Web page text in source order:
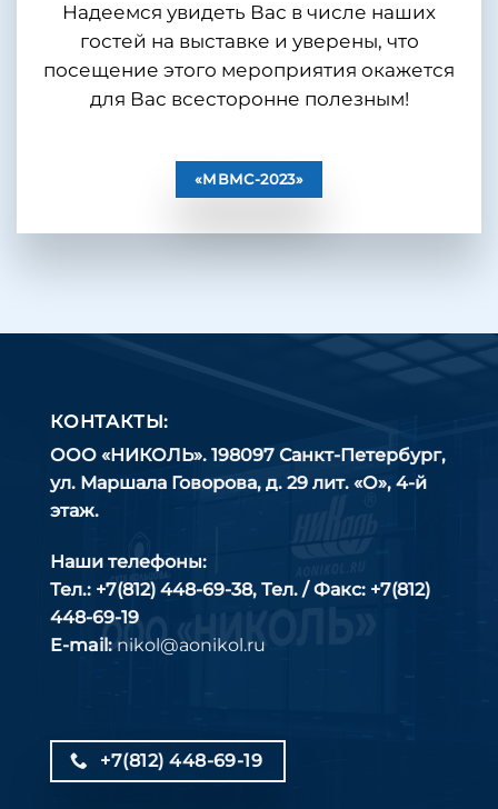
Надеемся увидеть Вас в числе наших
гостей на выставке и уверены, что
посещение этого мероприятия окажется
для Вас всесторонне полезным!
«МВМС-2023»
КОНТАКТЫ:
ООО «НИКОЛЬ». 198097 Санкт-Петербург,
ул. Маршала Говорова, д. 29 лит. «О», 4-й
этаж.
Наши телефоны:
Тел.: +7(812) 448-69-38, Тел. / Факс: +7(812)
448-69-19
E-mail: nikol@aonikol.ru
+7(812) 448-69-19